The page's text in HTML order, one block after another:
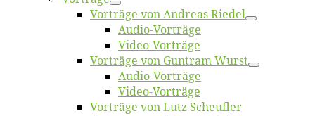
Vor­trä­ge von An­dre­as Riedel
Au­dio-Vor­trä­ge
Vi­deo-Vor­trä­ge
Vor­trä­ge von Gun­tram Wurst
Au­dio-Vor­trä­ge
Vi­deo-Vor­trä­ge
Vor­trä­ge von Lutz Scheufler